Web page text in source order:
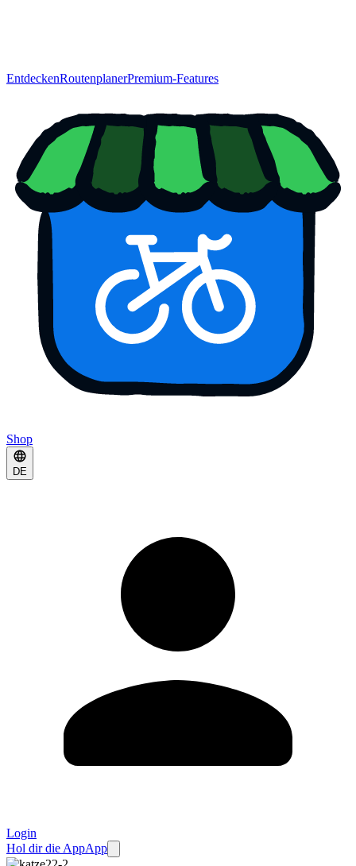
EntdeckenRoutenplanerPremium-Features
Shop
DE
Login
Hol dir die AppApp